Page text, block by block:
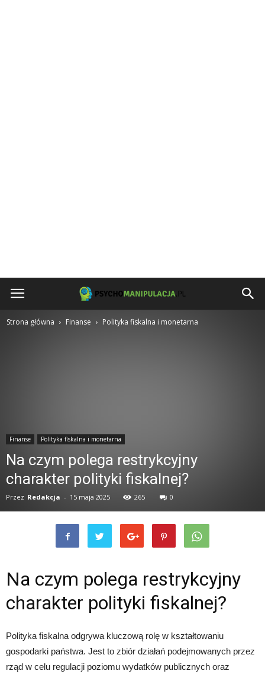
Psychomanipulacja.pl
Strona główna Finanse Polityka fiskalna i monetarna
Finanse Polityka fiskalna i monetarna
Na czym polega restrykcyjny
charakter polityki fiskalnej?
Przez Redakcja - 15 maja 2025 265 0
Na czym polega restrykcyjny
charakter polityki fiskalnej?
Polityka fiskalna odgrywa kluczową rolę w kształtowaniu
gospodarki państwa. Jest to zbiór działań podejmowanych przez
rząd w celu regulacji poziomu wydatków publicznych oraz